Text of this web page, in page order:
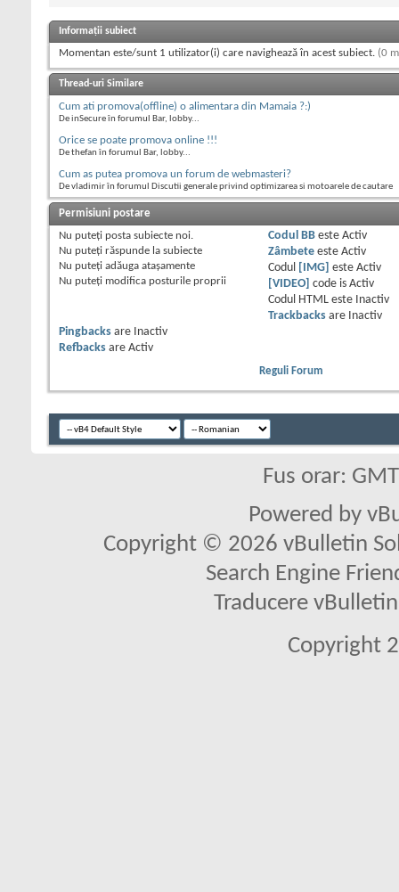
Informații subiect
Momentan este/sunt 1 utilizator(i) care navighează în acest subiect. (0
Thread-uri Similare
Cum ati promova(offline) o alimentara din Mamaia ?:)
De inSecure în forumul Bar, lobby...
Orice se poate promova online !!!
De thefan în forumul Bar, lobby...
Cum as putea promova un forum de webmasteri?
De vladimir în forumul Discutii generale privind optimizarea si motoarele de cautare
Permisiuni postare
Nu puteţi posta subiecte noi.
Nu puteţi răspunde la subiecte
Nu puteţi adăuga ataşamente
Nu puteţi modifica posturile proprii
Codul BBeste Activ
Zâmbeteeste Activ
Codul
[IMG] este Activ
[VIDEO] code is Activ
Codul HTML este
Inactiv
Trackbacksare
Inactiv
Pingbacks are
Inactiv
Refbacks are Activ
Reguli Forum
Fus orar:
Powered by
Copyright © 2026 vBulletin
Search Engine
Traducere
Copyright